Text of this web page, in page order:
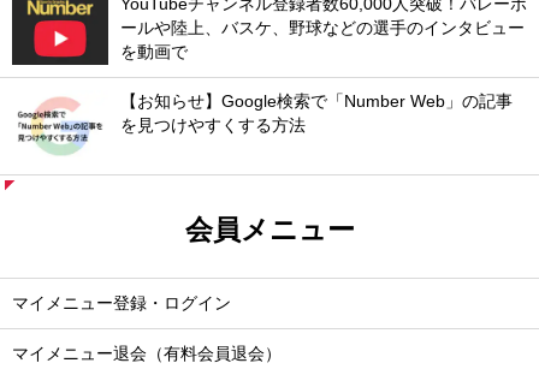
YouTubeチャンネル登録者数60,000人突破！バレーボ
ールや陸上、バスケ、野球などの選手のインタビュー
を動画で
【お知らせ】Google検索で「Number Web」の記事
を見つけやすくする方法
会員メニュー
マイメニュー登録・ログイン
マイメニュー退会（有料会員退会）